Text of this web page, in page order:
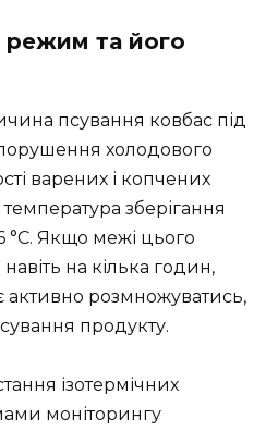
режим та його
псування ковбас під
холодового
варених і копчених
зберігання
°C. Якщо межі цього
на кілька годин,
розмножуватись,
продукту.
ізотермічних
моніторингу